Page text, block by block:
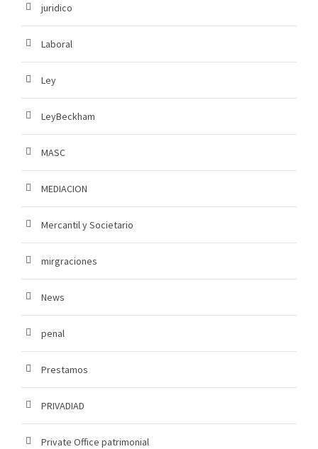
juridico
Laboral
Ley
LeyBeckham
MASC
MEDIACION
Mercantil y Societario
mirgraciones
News
penal
Prestamos
PRIVADIAD
Private Office patrimonial